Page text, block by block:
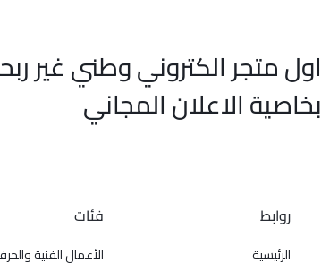
اول متجر الكتروني وطني غير
بخاصية الاعلان المجاني
روابط
الرئيسية
فئات
الأعمال الفنية